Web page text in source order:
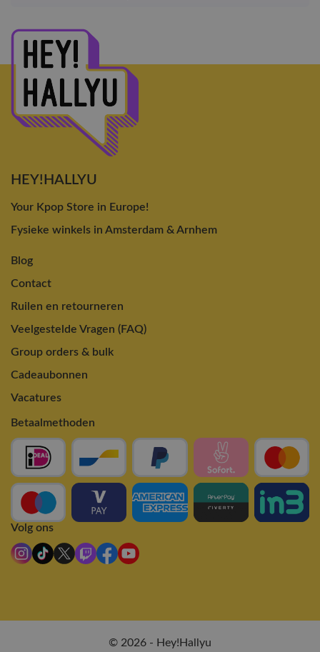
HEY!HALLYU
Your Kpop Store in Europe!
Fysieke winkels in Amsterdam & Arnhem
Blog
Contact
Ruilen en retourneren
Veelgestelde Vragen (FAQ)
Group orders & bulk
Cadeaubonnen
Vacatures
Betaalmethoden
Volg ons
© 2026 - Hey!Hallyu